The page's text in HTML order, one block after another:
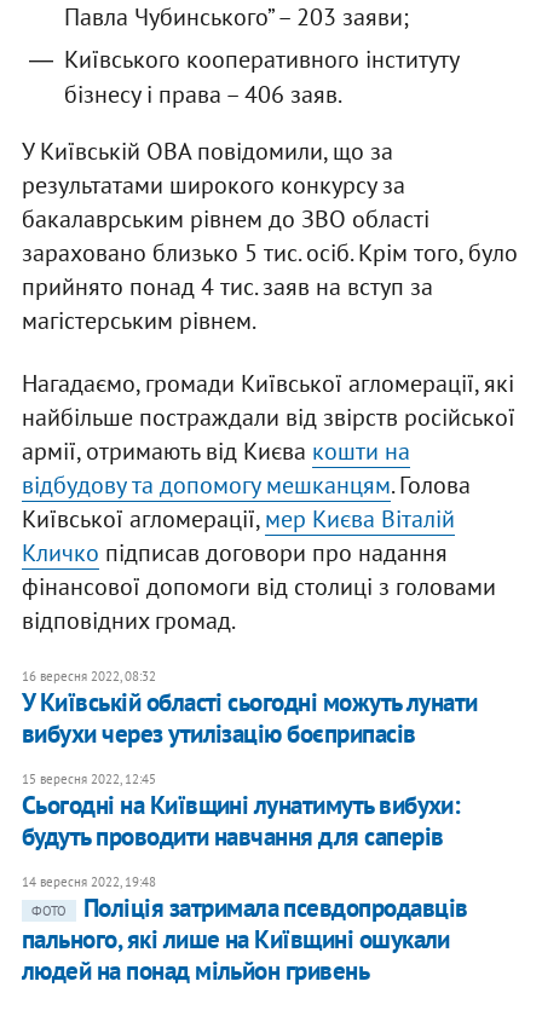
Павла Чубинського” – 203 заяви;
Київського кооперативного інституту
бізнесу і права – 406 заяв.
У Київській ОВА повідомили, що за
результатами широкого конкурсу за
бакалаврським рівнем до ЗВО області
зараховано близько 5 тис. осіб. Крім того, було
прийнято понад 4 тис. заяв на вступ за
магістерським рівнем.
Нагадаємо, громади Київської агломерації, які
найбільше постраждали від звірств російської
армії, отримають від Києва кошти на
відбудову та допомогу мешканцям. Голова
Київської агломерації,мер Києва Віталій
Кличко підписав договори про надання
фінансової допомоги від столиці з головами
відповідних громад.
16 вересня 2022, 08:32
У Київській області сьогодні можуть лунати
вибухи через утилізацію боєприпасів
15 вересня 2022, 12:45
Сьогодні на Київщині лунатимуть вибухи:
будуть проводити навчання для саперів
14 вересня 2022, 19:48
ФОТО
Поліція затримала псевдопродавців
пального, які лише на Київщині ошукали
людей на понад мільйон гривень